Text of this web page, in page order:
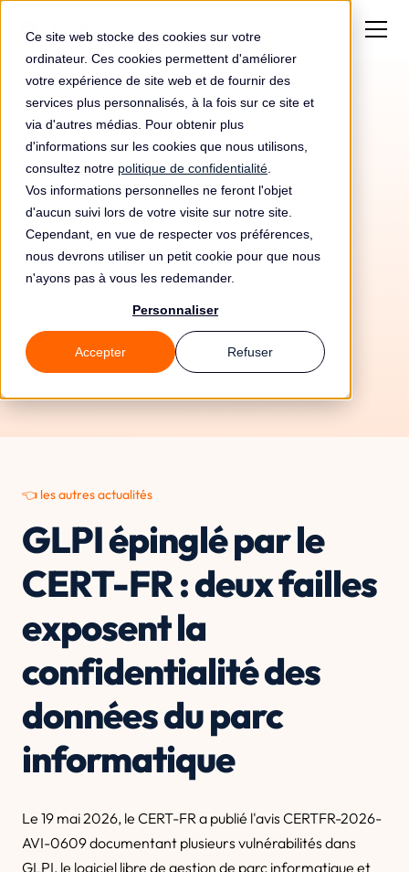
Ce site web stocke des cookies sur votre
ordinateur. Ces cookies permettent d'améliorer
votre expérience de site web et de fournir des
services plus personnalisés, à la fois sur ce site et
via d'autres médias. Pour obtenir plus
d'informations sur les cookies que nous utilisons,
consultez notre politique de confidentialité
Vos informations personnelles ne feront l'objet
d'aucun suivi lors de votre visite sur notre site.
Cependant, en vue de respecter vos préférences,
nous devrons utiliser un petit cookie pour que nous
n'ayons pas à vous les redemander.
Personnaliser
Accepter Refuser
25/5/26
👈 les autres actualités
GLPI épinglé par le
CERT-FR : deux failles
exposent la
confidentialité des
données du parc
informatique
Le 19 mai 2026, le CERT-FR a publié l'avis CERTFR-2026-
AVI-0609 documentant plusieurs vulnérabilités dans
GLPI, le logiciel libre de gestion de parc informatique et